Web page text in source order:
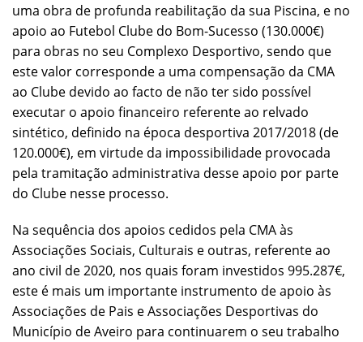
uma obra de profunda reabilitação da sua Piscina, e no
apoio ao Futebol Clube do Bom-Sucesso (130.000€)
para obras no seu Complexo Desportivo, sendo que
este valor corresponde a uma compensação da CMA
ao Clube devido ao facto de não ter sido possível
executar o apoio financeiro referente ao relvado
sintético, definido na época desportiva 2017/2018 (de
120.000€), em virtude da impossibilidade provocada
pela tramitação administrativa desse apoio por parte
do Clube nesse processo.
Na sequência dos apoios cedidos pela CMA às
Associações Sociais, Culturais e outras, referente ao
ano civil de 2020, nos quais foram investidos 995.287€,
este é mais um importante instrumento de apoio às
Associações de Pais e Associações Desportivas do
Município de Aveiro para continuarem o seu trabalho